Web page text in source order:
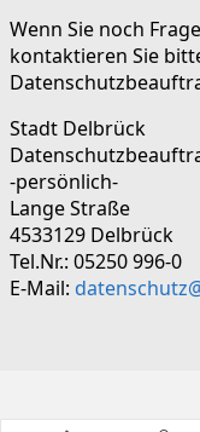
Wenn Sie noch
kontaktieren Sie
Stadt Delbrück
-persönlich-
Lange Straße
4533129 Delbrück
Tel.Nr.: 05250 996-0
E-Mail: